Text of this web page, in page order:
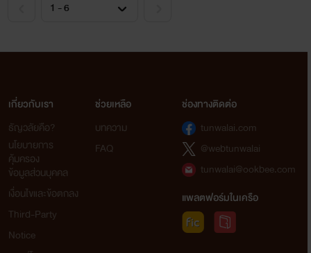
เกี่ยวกับเรา
ธัญวลัยคือ?
นโยบายการ
คุ้มครอง
ข้อมูลส่วนบุคคล
เงื่อนไขและข้อตกลง
Third-Party
Notice
ช่วยเหลือ
บทความ
FAQ
ช่องทางติดต่อ
tunwalai.com
@webtunwalai
tunwalai@ookbee.com
แพลตฟอร์มในเครือ